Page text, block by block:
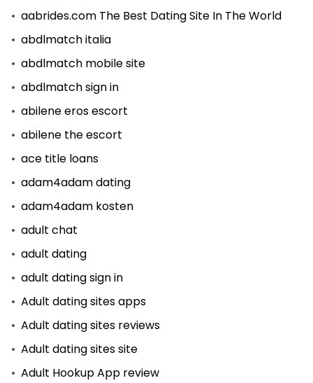
aabrides.com The Best Dating Site In The World
abdlmatch italia
abdlmatch mobile site
abdlmatch sign in
abilene eros escort
abilene the escort
ace title loans
adam4adam dating
adam4adam kosten
adult chat
adult dating
adult dating sign in
Adult dating sites apps
Adult dating sites reviews
Adult dating sites site
Adult Hookup App review